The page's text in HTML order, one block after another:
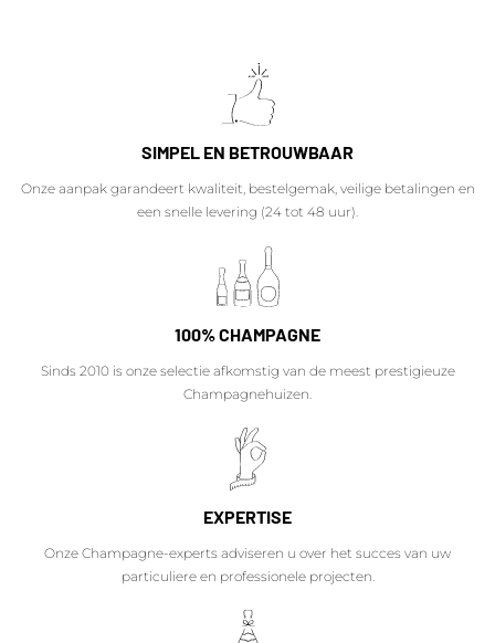
SIMPEL EN BETROUWBAAR
Onze aanpak garandeert kwaliteit, bestelgemak, veilige betalingen en
een snelle levering (24 tot 48 uur).
100% CHAMPAGNE
Sinds 2010 is onze selectie afkomstig van de meest prestigieuze
Champagnehuizen.
EXPERTISE
Onze Champagne-experts adviseren u over het succes van uw
particuliere en professionele projecten.